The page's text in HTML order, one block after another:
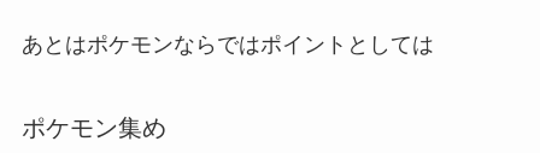
あとはポケモンならではポイントとしては
ポケモン集め